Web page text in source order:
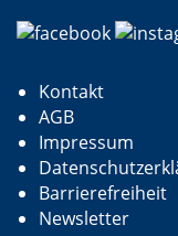
Kontakt
AGB
Impressum
Barrierefreiheit
Newsletter